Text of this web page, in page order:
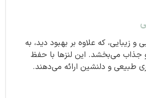
و زیبایی، که علاوه بر بهبود دید، به
می‌بخشد. این لنزها با حفظ
طبیعی و دلنشین ارائه می‌دهند.